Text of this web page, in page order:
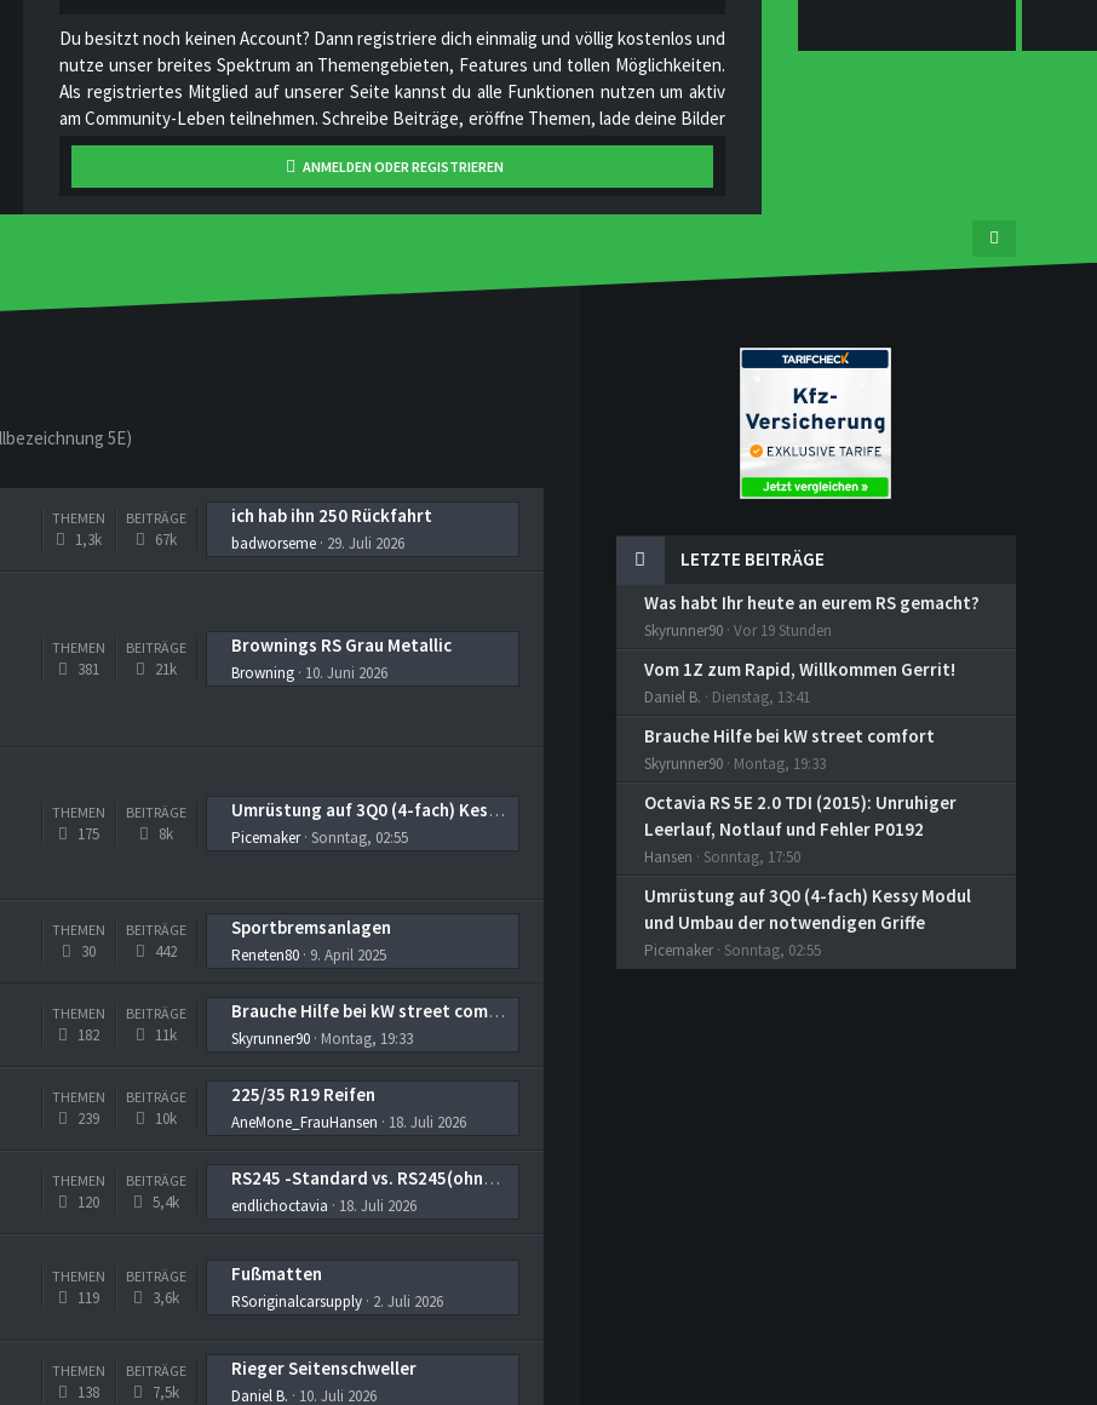
Du besitzt noch keinen Account? Dann registriere dich einmalig und völlig kostenlos und
nutze unser breites Spektrum an Themengebieten, Features und tollen Möglichkeiten.
Als registriertes Mitglied auf unserer Seite kannst du alle Funktionen nutzen um aktiv
am Community-Leben teilnehmen. Schreibe Beiträge, eröffne Themen, lade deine Bilder
hoch, stelle deine Videos online, unterhalte dich mit anderen Mitgliedern und helfe uns
unser Projekt stetig zu verbessern und gemeinsam zu wachsen!
ANMELDEN ODER REGISTRIEREN
5E)
THEMEN
1,3k
BEITRÄGE
67k
ich hab ihn 250 Rückfahrt
badworseme 29. Juli 2026
THEMEN
381
BEITRÄGE
21k
Brownings RS Grau Metallic
Browning 10. Juni 2026
THEMEN
175
BEITRÄGE
8k
Umrüstung auf 3Q0 (4-fach) Kessy Modul und Umbau der notwendigen Griffe
Picemaker Sonntag, 02:55
THEMEN
30
BEITRÄGE
442
Sportbremsanlagen
Reneten80 9. April 2025
THEMEN
182
BEITRÄGE
11k
Brauche Hilfe bei kW street comfort
Skyrunner90 Montag, 19:33
THEMEN
239
BEITRÄGE
10k
225/35 R19 Reifen
AneMone_FrauHansen 18. Juli 2026
THEMEN
120
BEITRÄGE
5,4k
RS245 -Standard vs. RS245(ohne opf) - E8R –> Unterschiede Serien-AGA?
endlichoctavia 18. Juli 2026
THEMEN
119
BEITRÄGE
3,6k
Fußmatten
RSoriginalcarsupply 2. Juli 2026
THEMEN
138
BEITRÄGE
7,5k
Rieger Seitenschweller
Daniel B. 10. Juli 2026
LETZTE BEITRÄGE
Was habt Ihr heute an eurem RS gemacht?
Skyrunner90 Vor 19 Stunden
Vom 1Z zum Rapid, Willkommen Gerrit!
Daniel B. Dienstag, 13:41
Brauche Hilfe bei kW street comfort
Skyrunner90 Montag, 19:33
Octavia RS 5E 2.0 TDI (2015): Unruhiger
Leerlauf, Notlauf und Fehler P0192
Hansen Sonntag, 17:50
Umrüstung auf 3Q0 (4-fach) Kessy Modul
und Umbau der notwendigen Griffe
Picemaker Sonntag, 02:55